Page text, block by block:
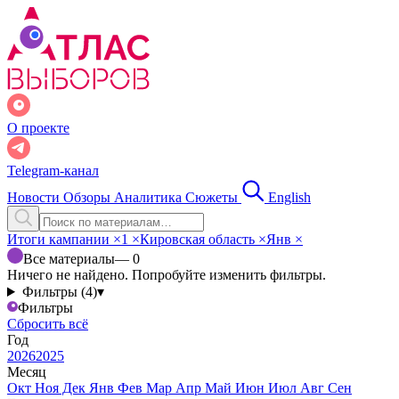
О проекте
Telegram-канал
Новости Обзоры Аналитика Сюжеты English
Итоги кампании ×1 ×Кировская область ×Янв ×
Все материалы— 0
Ничего не найдено. Попробуйте изменить фильтры.
Фильтры (4)▾
Фильтры
Сбросить всё
Год
20262025
Месяц
Окт Ноя Дек Янв Фев Мар Апр Май Июн Июл Авг Сен